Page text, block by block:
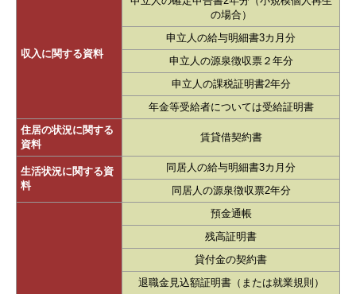
収入に関する資料
の場合）
申立人の給与明細書3カ月分
申立人の源泉徴収票２年分
申立人の課税証明書2年分
年金等受給者については受給証明書
住居の状況に関する
資料
賃貸借契約書
生活状況に関する資
料
同居人の給与明細書3カ月分
同居人の源泉徴収票2年分
預金通帳
残高証明書
貸付金の契約書
退職金見込額証明書（または就業規則）